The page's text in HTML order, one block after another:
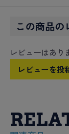
この商品の
レビューはあり
レビューを投